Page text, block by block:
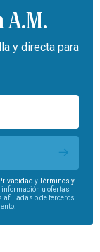
A.M.
y directa para
yTérminos y
u ofertas
afiliadas o de terceros.